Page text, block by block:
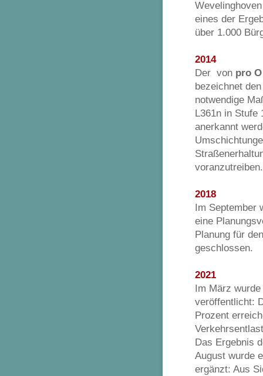
eines der
über 1.000
2014
Der von pro O
bezeichnet
notwendige
L361n in Stufe
anerkannt
2018
Im September
eine
Planung für
geschlossen.
2021
Im März
veröffentlicht:
Prozent
Das Ergebnis
August wurde
ergänzt: Aus